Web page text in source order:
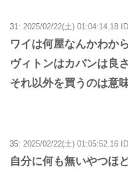
31: 2025/02/22(土) 01:04:14.18
ワイは何屋なんかわか
ヴィトンはカバンは良
それ以外を買うのは意
35: 2025/02/22(土) 01:05:52.16
自分に何も無いやつほ